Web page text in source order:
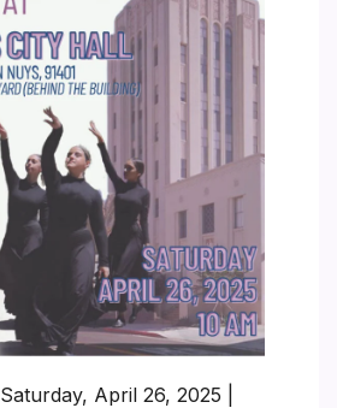
Saturday, April 26, 2025 |